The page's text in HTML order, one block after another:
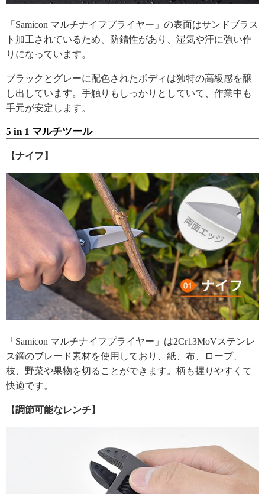
「Samicon マルチナイフプライヤー」の表面はサンドブラス
ト加工されているため、防錆性があり、湿気や汗に強い作
りになっています。
ブラックとグレーに配色されたボディは独特の高級感を醸
し出しています。手触りもしっかりとしていて、作業中も
手元が安定します。
5 in 1 マルチツール
【ナイフ】
「Samicon マルチナイフプライヤー」は2Cr13MoVステンレ
ス鋼のブレード素材を使用しており、紙、布、ロープ、
枝、野菜や果物を切ることができます。柄も握りやすくて
快適です。
【調節可能なレンチ】